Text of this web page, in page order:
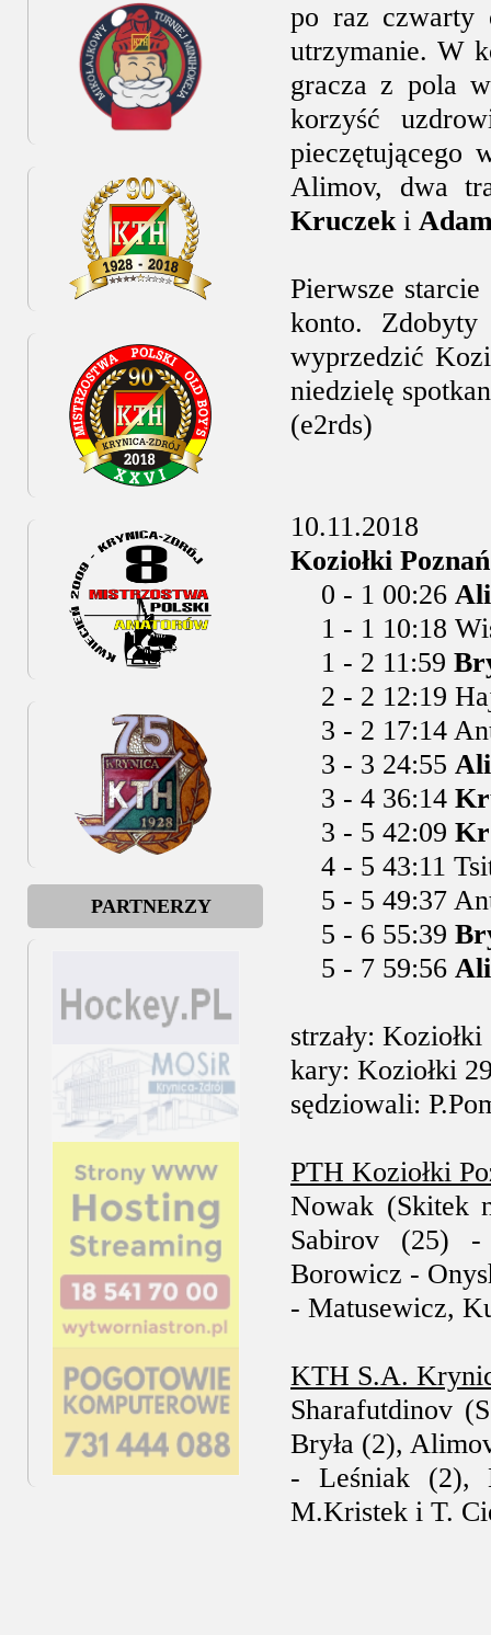
PARTNERZY
po raz czwarty
utrzymanie. W
gracza z pola
korzyść
pieczętującego
Alimov, dwa
Kruczeki
Pierwsze
konto.
wyprzedzić
niedzielę
(e2rds)
10.11.2018
Koziołki
0 - 1 00:26
1 - 1 10:18
1 - 2 11:59
2 - 2 12:19
3 - 2 17:14
3 - 3 24:55
3 - 4 36:14
3 - 5 42:09
4 - 5 43:11
5 - 5 49:37
5 - 6 55:39
5 - 7 59:56
strzały:
kary: Koziołki
sędziowali:
PTH Koziołki
Nowak (Skitek
Sabirov (25) -
Borowicz -
- Matusewicz,
KTH S.A.
Sharafutdinov
Bryła (2),
- Leśniak (2),
M.Kristek i T.